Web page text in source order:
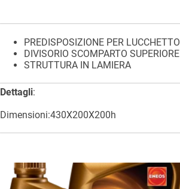
PREDISPOSIZIONE PER LUCCHETTO
DIVISORIO SCOMPARTO SUPERIORE
STRUTTURA IN LAMIERA
Dettagli:
Dimensioni:430X200X200h